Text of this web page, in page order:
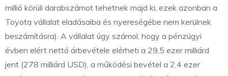
millió körüli darabszámot tehetnek majd ki, ezek azonban a
Toyota vállalat eladásaiba és nyereségébe nem kerülnek
beszámításra). A vállalat úgy számol, hogy a pénzügyi
évben elért nettó árbevétele elérheti a 29,5 ezer milliárd
jent (278 milliárd USD), a működési bevétel a 2,4 ezer